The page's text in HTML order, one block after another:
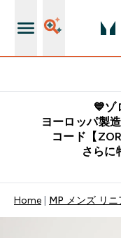
💙ゾ
ヨーロッパ製
コード【
さらに
Home MP メンズ リ